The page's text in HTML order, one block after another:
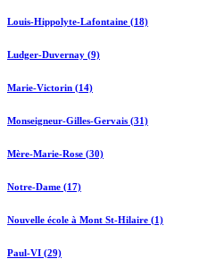
Louis-Hippolyte-Lafontaine (18)
Ludger-Duvernay (9)
Marie-Victorin (14)
Monseigneur-Gilles-Gervais (31)
Mère-Marie-Rose (30)
Notre-Dame (17)
Nouvelle école à Mont St-Hilaire (1)
Paul-VI (29)